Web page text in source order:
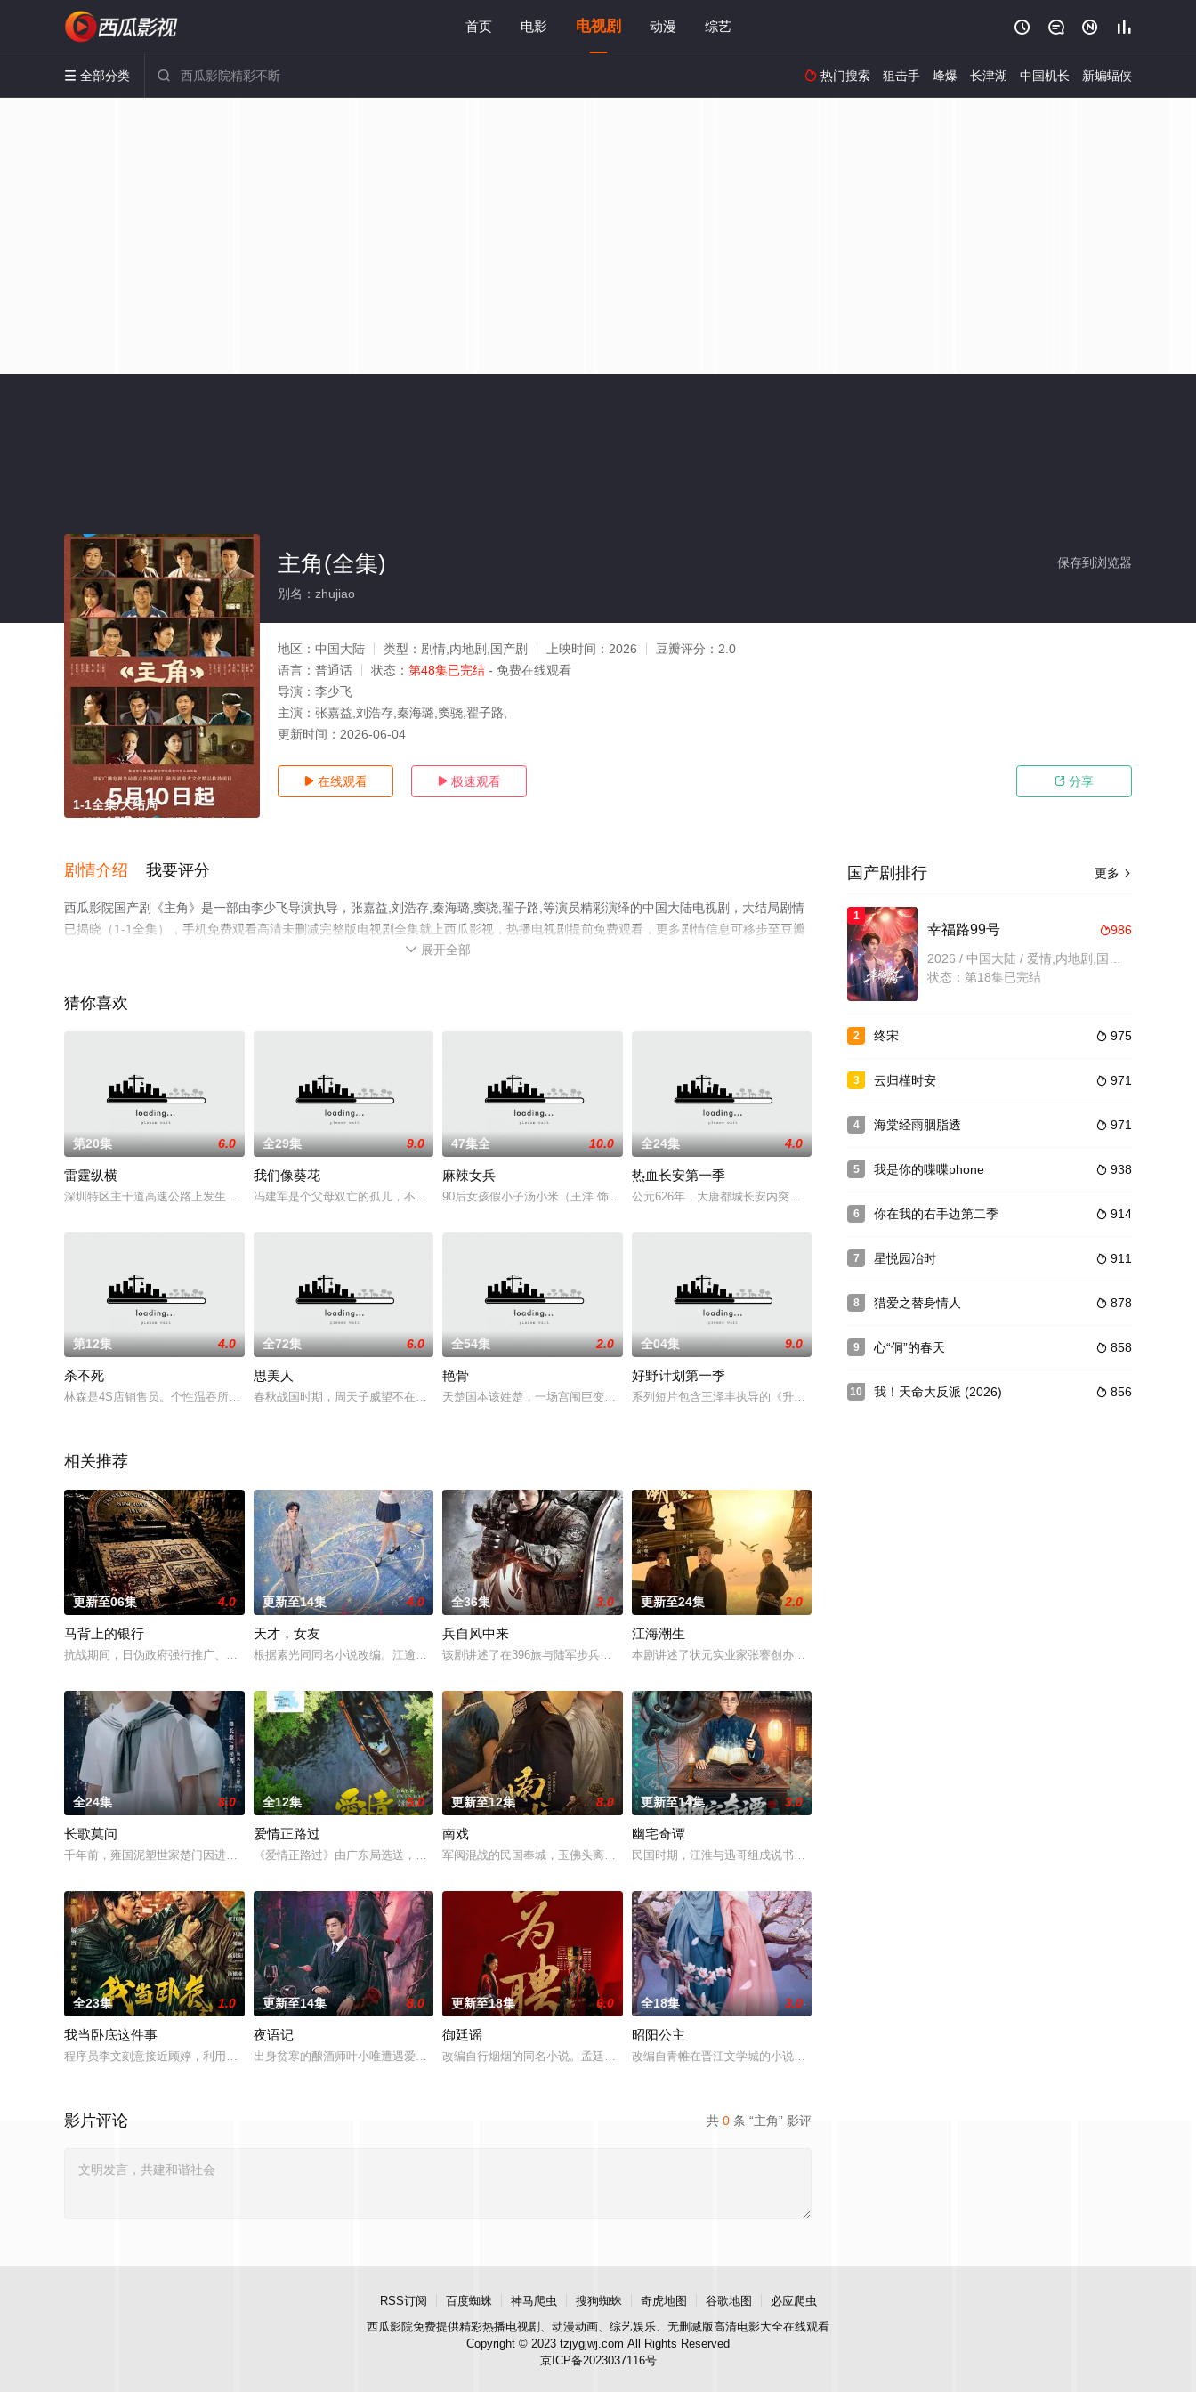
首页 电影 电视剧 动漫 综艺    
 全部分类   热门搜索 狙击手 峰爆 长津湖 中国机长 新蝙蝠侠
1-1全集/大结局
保存到浏览器
主角(全集)
别名：zhujiao
地区： 中国大陆 类型： 剧情,内地剧,国产剧 上映时间： 2026 豆瓣评分： 2.0
语言： 普通话 状态： 第48集已完结 - 免费在线观看
导演： 李少飞
主演： 张嘉益,刘浩存,秦海璐,窦骁,翟子路,
更新时间： 2026-06-04
 在线观看  极速观看  分享
剧情介绍 我要评分
西瓜影院国产剧《主角》是一部由李少飞导演执导，张嘉益,刘浩存,秦海璐,窦骁,翟子路,等演员精彩演绎的中国大陆电视剧，大结局剧情
已揭晓（1-1全集），手机免费观看高清未删减完整版电视剧全集就上西瓜影视，热播电视剧提前免费观看，更多剧情信息可移步至豆瓣
 展开全部
猜你喜欢
第20集 6.0
雷霆纵横
深圳特区主干道高速公路上发生了一起抢劫案，劫匪在客车里浇满了汽油，威逼乘客交出钱财。混乱中客车发生爆炸，司机和一名老人当场
全29集 9.0
我们像葵花
冯建军是个父母双亡的孤儿，不幸的童年使他过早地就开始闯荡社会。他和童年时期的伙伴刘建国，李跃进，何斌结义为四兄弟，并被尊为
47集全 10.0
麻辣女兵
90后女孩假小子汤小米（王洋 饰）性格叛逆，身为副旅长的母亲米蓝（马丽 饰）把她送到军营，无奈汤小米桀傲不驯，整天闹着逃跑
全24集 4.0
热血长安第一季
公元626年，大唐都城长安内突然异象丛生，疑案四起，人心惶惶。大理寺成立调查组，调查这些看似怪力乱
第12集 4.0
杀不死
林森是4S店销售员。个性温吞所以业绩平平，毫无存在感。父亲早亡，和母亲相依为命，从小家教甚严。就这样日复一日倒带一般过着机
全72集 6.0
思美人
春秋战国时期，周天子威望不在，是时诸侯并起，此消彼长，各领风骚。原本处于中原之外的蛮夷之国楚国历经数百年经营不断做大，终于
全54集 2.0
艳骨
天楚国本该姓楚，一场宫闱巨变致使帝后遇难，国家陷入风雨飘摇，国师风如歌当机立断独掌朝纲，十五年来，日渐成年的太子有心夺回失
全04集 9.0
好野计划第一季
系列短片包含王泽丰执导的《升级》、赵鹤松执导的《无处不在》、姜晓通执导的《劫日礼物》以及柯达执导
相关推荐
更新至06集 4.0
马背上的银行
抗战期间，日伪政府强行推广、使用由“中国准备银行”发行的伪钞货币。根据党中央指示，高景波、徐邵梁、孙希光和黄鹰等人开始筹备
更新至14集 4.0
天才，女友
根据素光同同名小说改编。江逾白长大以后，林知夏忽然对他说：“江逾白，我喜欢你，哲学和生物学意义上的喜欢。”那个夜晚，他脸颊
全36集 3.0
兵自风中来
该剧讲述了在396旅与陆军步兵学院联合举办的小型军事演习中，郭子剑因不满演习流于形式，假传指令要求真打实抗，虽引发哗然，却
更新至24集 2.0
江海潮生
本剧讲述了状元实业家张謇创办大生企业，实业报国的故事。甲午战争后，国家蒙羞，张謇虽高中状元，却渴
全24集 8.0
长歌莫问
千年前，雍国泥塑世家楚门因进贡的“十二生肖”离奇流血炸裂，惨遭满门流放，楚父以死鸣冤。楚家大小姐楚梓鸢带着滔天恨意，在屠刀
全12集 5.0
爱情正路过
《爱情正路过》由广东局选送，岭南文化传媒（广东）有限公司出品，10分钟*12集，取景地为云南昆明滇池、海埂大坝等，讲述了两
更新至12集 8.0
南戏
军阀混战的民国奉城，玉佛头离奇失窃，戏班主横尸戏台，将冷血少帅许又安与昆曲名伶荣筱楠推向不死不休的对立绝境。而他们不知，对
更新至14集 3.0
幽宅奇谭
民国时期，江淮与迅哥组成说书班子，偶遇“白天人住屋，晚上鬼占房”的阴阳宅，江淮被掳走配“阴婚”。他与
全23集 1.0
我当卧底这件事
程序员李文刻意接近顾婷，利用顾炎女儿奴的属性，请求老炮儿顾炎带自己用程序员身份卧底电诈集团以求查出未婚妻离奇死亡的真相。两
更新至14集 8.0
夜语记
出身贫寒的酿酒师叶小唯遭遇爱人程桉、恩师林晚媚的双重背叛。她从恨意中涅槃重生，借私生女桑落的身份入住程家。她步步为营，周旋
更新至18集 6.0
御廷谣
改编自行烟烟的同名小说。孟廷辉，大平王朝有史以来个以女子进士科三元及第入翰林院的奇女子。十年前的她被他从死人堆里救出来，蓬
全18集 3.0
昭阳公主
改编自青帷在晋江文学城的小说《平阳公主》。
共 0 条 “主角” 影评
影片评论
更多 
国产剧排行
1
986
幸福路99号
状态：第18集已完结
2  975
终宋
3  971
云归槿时安
4  971
海棠经雨胭脂透
5  938
我是你的喋喋phone
6  914
你在我的右手边第二季
7  911
星悦园冶时
8  878
猎爱之替身情人
9  858
心“侗”的春天
10  856
我！天命大反派 (2026)
RSS订阅 百度蜘蛛 神马爬虫 搜狗蜘蛛 奇虎地图 谷歌地图
必应爬虫
西瓜影院免费提供精彩热播电视剧、动漫动画、综艺娱乐、无删减版高清电影大全在线观看
Copyright © 2023 tzjygjwj.com All Rights Reserved
京ICP备2023037116号